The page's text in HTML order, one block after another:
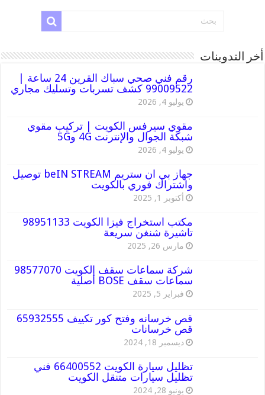
أخر التدوينات
رقم فني صحي سباك القرين 24 ساعة |
99009522 كشف تسربات وتسليك مجاري
يوليو 4, 2026
مقوي سيرفس الكويت | تركيب مقوي
شبكة الجوال والإنترنت 4G و5G
يوليو 4, 2026
جهاز بي ان ستريم beIN STREAM توصيل
واشتراك فوري بالكويت
أكتوبر 1, 2025
مكتب استخراج فيزا الكويت 98951133
تاشيرة شنغن سريعة
مارس 26, 2025
شركة سماعات سقف الكويت 98577070
سماعات سقف BOSE أصلية
فبراير 5, 2025
قص خرسانه وفتح كور تكييف 65932555
قص خرسانات
ديسمبر 18, 2024
تظليل سيارة الكويت 66400552 فني
تظليل سيارات متنقل الكويت
يونيو 28, 2024